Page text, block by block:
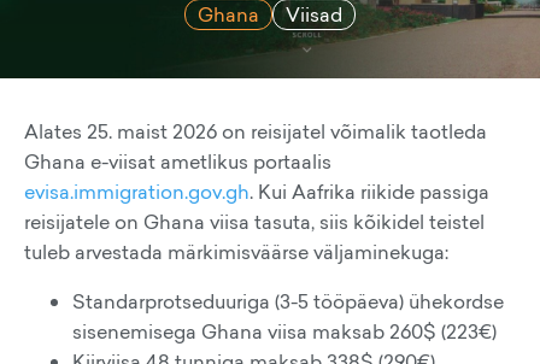
Ghana Viisad
Alates 25. maist 2026 on reisijatel võimalik taotleda
Ghana e-viisat ametlikus portaalis
evisa.immigration.gov.gh. Kui Aafrika riikide passiga
reisijatele on Ghana viisa tasuta, siis kõikidel teistel
tuleb arvestada märkimisväärse väljaminekuga:
Standarprotseduuriga (3-5 tööpäeva) ühekordse
sisenemisega Ghana viisa maksab 260$ (223€)